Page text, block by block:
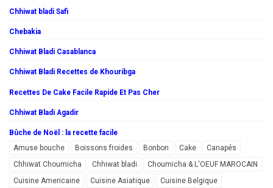
Chhiwat bladi Safi
Chebakia
Chhiwat Bladi Casablanca
Chhiwat Bladi Recettes de Khouribga
Recettes De Cake Facile Rapide Et Pas Cher
Chhiwat Bladi Agadir
Bûche de Noël : la recette facile
Amuse bouche
Boissons froides Bonbon Cake
Canapés
Chhiwat Choumicha
Chhiwat bladi
Choumicha & L'OEUF MAROCAIN
Cuisine Americaine
Cuisine Asiatique
Cuisine Belgique